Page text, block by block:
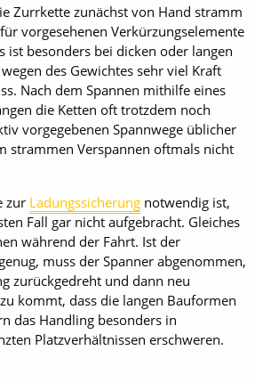
Zurrkette zunächst von Hand stramm
vorgesehenen Verkürzungselemente
ist besonders bei dicken oder langen
des Gewichtes sehr viel Kraft
Nach dem Spannen mithilfe eines
die Ketten oft trotzdem noch
vorgegebenen Spannwege üblicher
strammen Verspannen oftmals nicht
zur Ladungssicherung notwendig ist,
Fall gar nicht aufgebracht. Gleiches
während der Fahrt. Ist der
muss der Spanner abgenommen,
zurückgedreht und dann neu
kommt, dass die langen Bauformen
das Handling besonders in
Platzverhältnissen erschweren.